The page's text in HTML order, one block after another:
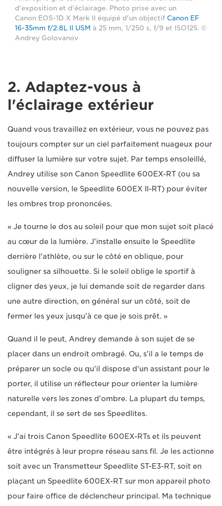
d'exposition et d'éclairage. Photo prise avec un
Canon EOS-1D X Mark II équipé d'un objectif Canon EF
16-35mm f/2.8L II USM à 25 mm, 1/250 s, f/9 et ISO125. ©
Andrey Golovanov
2. Adaptez-vous à
l'éclairage extérieur
Quand vous travaillez en extérieur, vous ne pouvez pas
toujours compter sur un ciel parfaitement nuageux pour
diffuser la lumière sur votre sujet. Par temps ensoleillé,
Andrey utilise son Canon Speedlite 600EX-RT (ou sa
nouvelle version, le Speedlite 600EX II-RT) pour éviter
les ombres trop prononcées.
« Je tourne le dos au soleil pour que mon sujet soit placé
au cœur de la lumière. J'installe ensuite le Speedlite
derrière l'athlète, ou sur le côté en oblique, pour
souligner sa silhouette. Si le soleil oblige le sportif à
cligner des yeux, je lui demande soit de regarder dans
une autre direction, en général sur un côté, soit de
fermer les yeux jusqu'à ce que je sois prêt. »
Quand il le peut, Andrey demande à son sujet de se
placer dans un endroit ombragé. Ou, s'il a le temps de
préparer un socle ou qu'il dispose d'un assistant pour le
porter, il utilise un réflecteur pour orienter la lumière
naturelle vers les zones d'ombre. La plupart du temps,
cependant, il se sert de ses Speedlites.
« J'ai trois Canon Speedlite 600EX-RTs et ils peuvent
être intégrés à leur propre réseau sans fil. Je les actionne
soit avec un Transmetteur Speedlite ST-E3-RT, soit en
plaçant un Speedlite 600EX-RT sur mon appareil photo
pour faire office de déclencheur principal. Ma technique